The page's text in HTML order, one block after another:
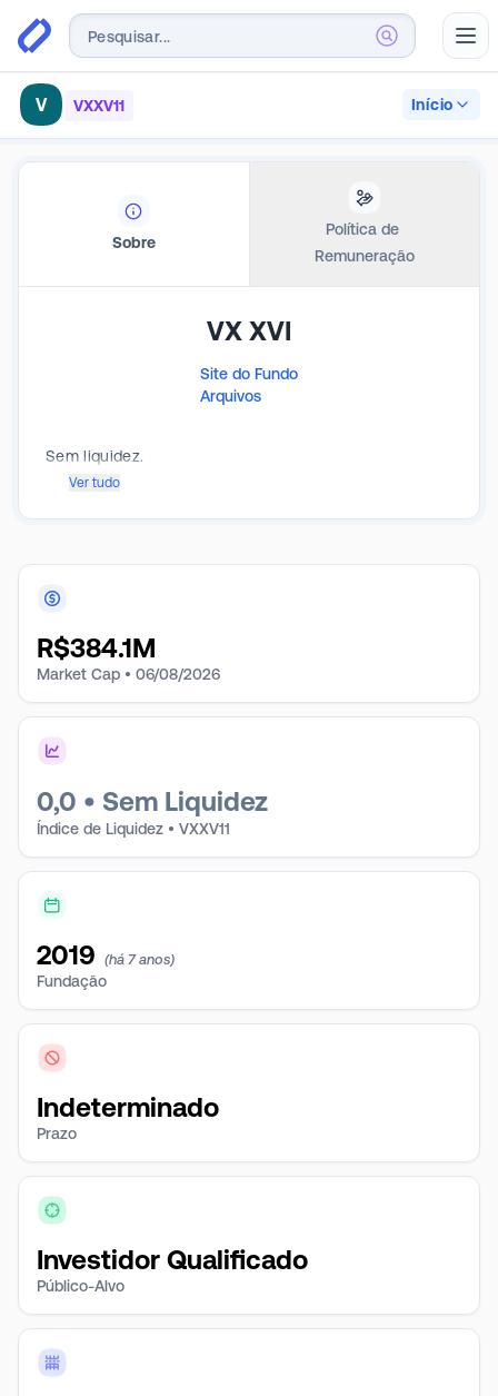
V VXXV11 Início
Sobre
Política de
Remuneração
VX XVI
Site do Fundo
Arquivos
Sem liquidez.
Ver tudo
R$384.1M
Market Cap • 06/08/2026
0,0 • Sem Liquidez
Índice de Liquidez • VXXV11
2019 (há 7 anos)
Fundação
Indeterminado
Prazo
Investidor Qualificado
Público-Alvo